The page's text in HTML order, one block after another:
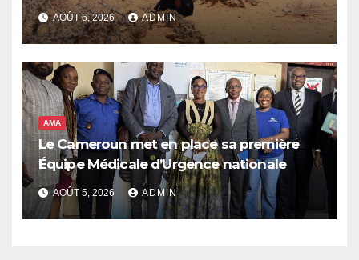
de réponse face à la menace d’El Niño, qui
pourrait plonger des dizaines de millions
de personnes dans l’insécurité alimentaire
aiguë
AOÛT 6, 2026 ADMIN
AMA
Le Cameroun met en place sa première
Équipe Médicale d’Urgence nationale
AOÛT 5, 2026 ADMIN